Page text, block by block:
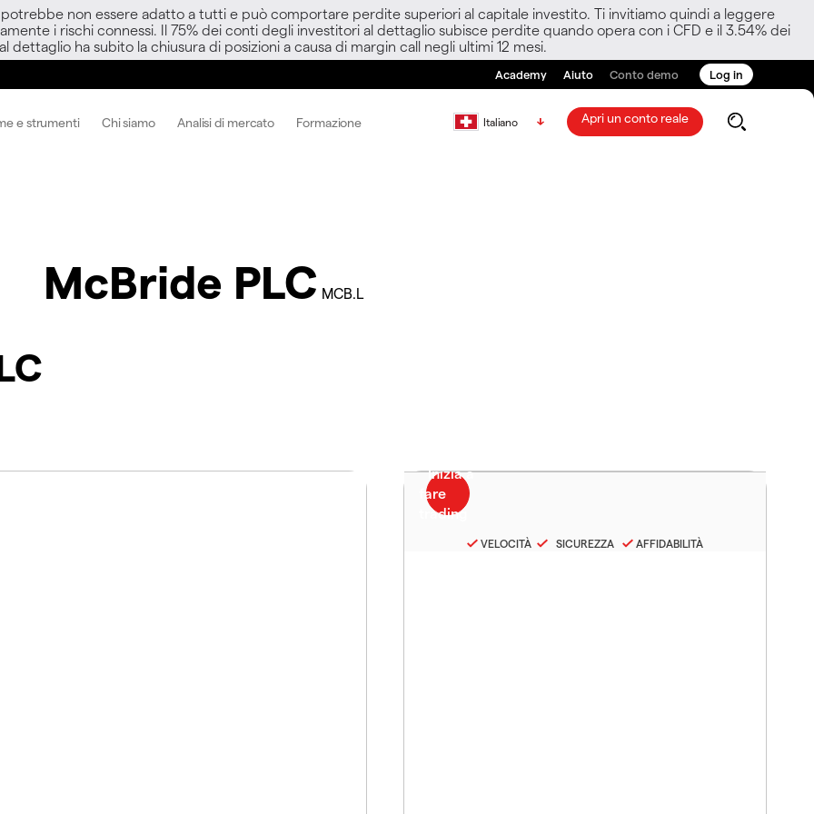
non essere adatto a tutti e può comportare perdite superiori al capitale investito. Ti invitiamo quindi a leggere
i rischi connessi. Il 75% dei conti degli investitori al dettaglio subisce perdite quando opera con i CFD e il 3.54% dei
dettaglio ha subito la chiusura di posizioni a causa di margin call negli ultimi 12 mesi.
Academy Aiuto Conto demo Log in
e strumenti Chi siamo Analisi di mercato Formazione Italiano Apri un conto reale
McBride PLC MCB.L
VELOCITÀ SICUREZZA AFFIDABILITÀ